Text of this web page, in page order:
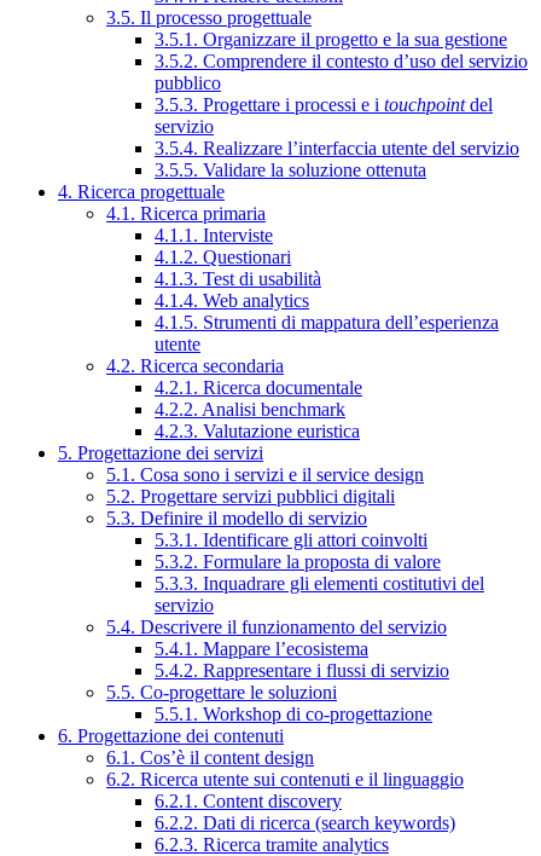
3.5. Il processo progettuale
3.5.1. Organizzare il progetto e la sua gestione
3.5.2. Comprendere il contesto d’uso del servizio
pubblico
3.5.3. Progettare i processi e i touchpointdel
servizio
3.5.4. Realizzare l’interfaccia utente del servizio
3.5.5. Validare la soluzione ottenuta
4. Ricerca progettuale
4.1. Ricerca primaria
4.1.1. Interviste
4.1.2. Questionari
4.1.3. Test di usabilità
4.1.4. Web analytics
4.1.5. Strumenti di mappatura dell’esperienza
utente
4.2. Ricerca secondaria
4.2.1. Ricerca documentale
4.2.2. Analisi benchmark
4.2.3. Valutazione euristica
5. Progettazione dei servizi
5.1. Cosa sono i servizi e il service design
5.2. Progettare servizi pubblici digitali
5.3. Definire il modello di servizio
5.3.1. Identificare gli attori coinvolti
5.3.2. Formulare la proposta di valore
5.3.3. Inquadrare gli elementi costitutivi del
servizio
5.4. Descrivere il funzionamento del servizio
5.4.1. Mappare l’ecosistema
5.4.2. Rappresentare i flussi di servizio
5.5. Co-progettare le soluzioni
5.5.1. Workshop di co-progettazione
6. Progettazione dei contenuti
6.1. Cos’è il content design
6.2. Ricerca utente sui contenuti e il linguaggio
6.2.1. Content discovery
6.2.2. Dati di ricerca (search keywords)
6.2.3. Ricerca tramite analytics